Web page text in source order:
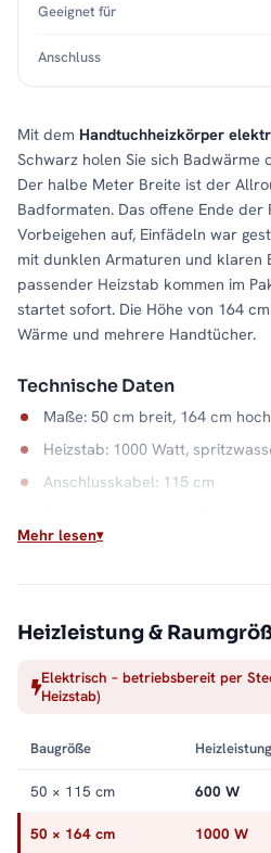
Mit dem Handtuchheizkörper
Schwarz holen Sie sich Badwärme
Der halbe Meter Breite ist der
Badformaten. Das offene Ende
Vorbeigehen auf, Einfädeln war
mit dunklen Armaturen und klaren
passender Heizstab kommen im
startet sofort. Die Höhe von 164
Wärme und mehrere Handtücher.
Technische Daten
Maße: 50 cm breit, 164 cm
Heizstab: 1000 Watt,
Anschlusskabel: 115 cm
Wasserkapazität: 8,0 Liter
Einschalten, aufheizen, Handtuch
offene Seite hält dabei jeden
Stahlkorpus in Schwarz bleibt ein
Handtuchheizkörper elektrisch.
Geeignet für
Anschluss
Mehr lesen
Heizleistung &
Elektrisch – betriebsbereit per
Heizstab)
Baugröße Heizleistung
50 × 115 cm 600 W
50 × 164 cm 1000 W